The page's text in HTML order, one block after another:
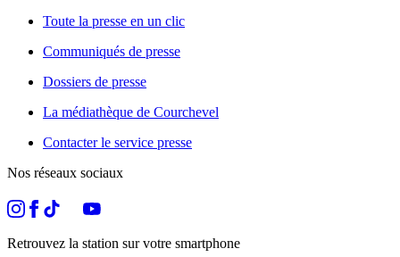
Toute la presse en un clic
Communiqués de presse
Dossiers de presse
La médiathèque de Courchevel
Contacter le service presse
Nos réseaux sociaux
Retrouvez la station sur votre smartphone